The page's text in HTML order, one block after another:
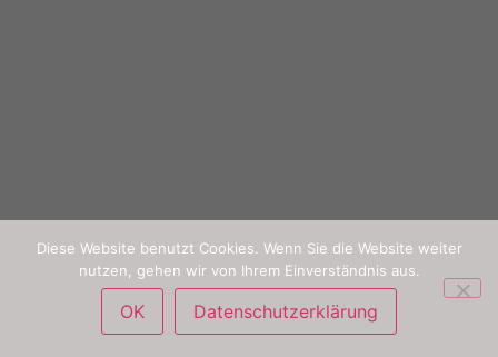
Diese Website benutzt Cookies. Wenn Sie die Website weiter
nutzen, gehen wir von Ihrem Einverständnis aus.
OK Datenschutzerklärung